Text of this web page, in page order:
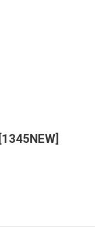
[1345NEW]